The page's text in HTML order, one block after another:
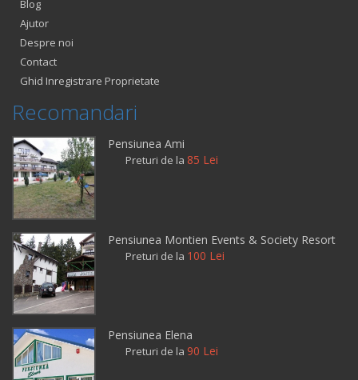
Blog
Ajutor
Despre noi
Contact
Ghid Inregistrare Proprietate
Recomandari
Pensiunea Ami
Preturi de la 85 Lei
Pensiunea Montien Events & Society Resort
Preturi de la 100 Lei
Pensiunea Elena
Preturi de la 90 Lei